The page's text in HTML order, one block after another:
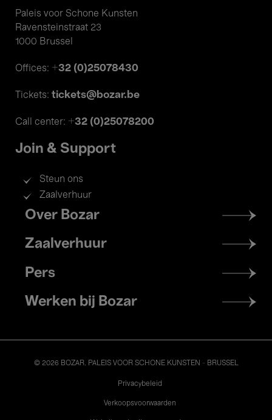
Paleis voor Schone Kunsten
Ravensteinstraat 23
1000 Brussel
Offices: +32 (0)25078430
Tickets: tickets@bozar.be
Call center: +32 (0)25078200
Join & Support
Steun ons
Zaalverhuur
Footer
menu
Over Bozar
Zaalverhuur
Pers
Werken bij Bozar
© 2026 BOZAR. PALEIS VOOR SCHONE KUNSTEN - BRUSSEL
Privacybeleid
Verkoopsvoorwaarden